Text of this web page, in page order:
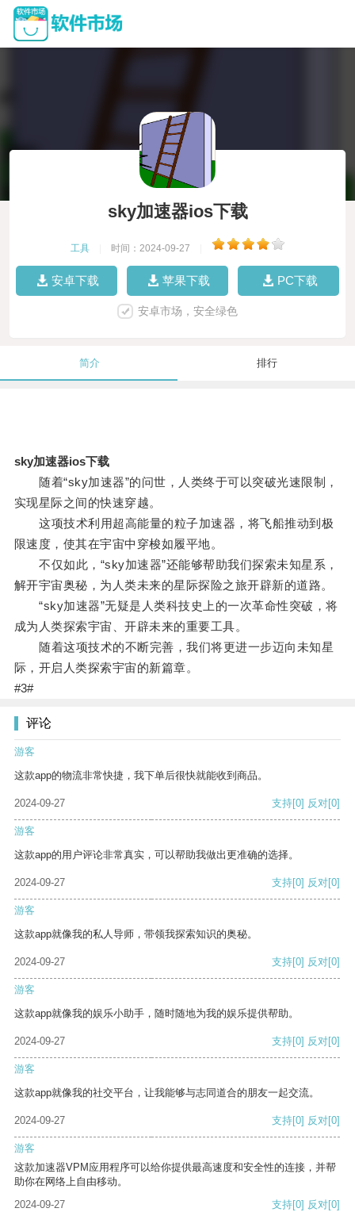
sky加速器ios下载
工具 时间：2024-09-27
安卓下载 苹果下载 PC下载
安卓市场，安全绿色
简介 排行
sky加速器ios下载
随着“sky加速器”的问世，人类终于可以突破光速限制，
实现星际之间的快速穿越。
这项技术利用超高能量的粒子加速器，将飞船推动到极
限速度，使其在宇宙中穿梭如履平地。
不仅如此，“sky加速器”还能够帮助我们探索未知星系，
解开宇宙奥秘，为人类未来的星际探险之旅开辟新的道路。
“sky加速器”无疑是人类科技史上的一次革命性突破，将
成为人类探索宇宙、开辟未来的重要工具。
随着这项技术的不断完善，我们将更进一步迈向未知星
际，开启人类探索宇宙的新篇章。
#3#
评论
游客
这款app的物流非常快捷，我下单后很快就能收到商品。
2024-09-27 支持[0] 反对[0]
游客
这款app的用户评论非常真实，可以帮助我做出更准确的选择。
2024-09-27 支持[0] 反对[0]
游客
这款app就像我的私人导师，带领我探索知识的奥秘。
2024-09-27 支持[0] 反对[0]
游客
这款app就像我的娱乐小助手，随时随地为我的娱乐提供帮助。
2024-09-27 支持[0] 反对[0]
游客
这款app就像我的社交平台，让我能够与志同道合的朋友一起交流。
2024-09-27 支持[0] 反对[0]
游客
这款加速器VPM应用程序可以给你提供最高速度和安全性的连接，并帮
助你在网络上自由移动。
2024-09-27
支持[0] 反对[0]